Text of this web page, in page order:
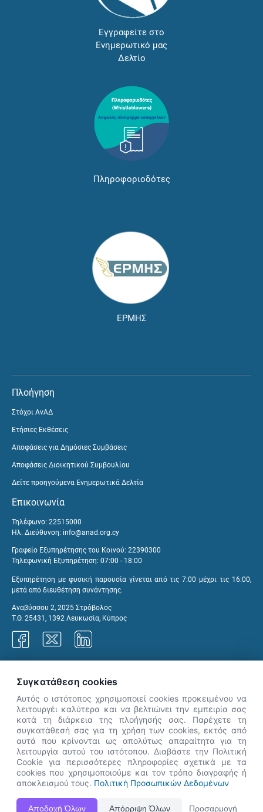
Εγγραφείτε στο
Ενημερωτικό μας
Δελτίο
Πληροφοριοδότες
ΕΡΜΗΣ
Πλοήγηση
Στόχοι ΑνΑΔ
Ετήσιες Εκθέσεις
Αποφάσεις για Δημόσιες Συμβάσεις
Αποφάσεις Διοικητικού Συμβουλίου
Δείτε προηγούμενα Ενημερωτικά Δελτία
Επικοινωνία
Τηλέφωνο: 22515000
Ηλ. Διεύθυνση: info@anad.org.cy
Γραφείο Εξυπηρέτησης του Κοινού: 22390300
Τηλεφωνική Εξυπηρέτηση: 07:00 - 18:00
Εξυπηρέτηση με φυσική παρουσία γίνεται από τις 7:00 μέχρι τις 16:00,
μετά από διευθέτηση συνάντησης.
Αναβύσσου 2, 2025 Στρόβολος
Τ.Θ. 25431, 1392 Λευκωσία, Κύπρος
Η Ιστοσελίδα ΑνΑΔ είναι πλήρως συμβατή με τις νεότερες εκδόσεις, Google Chrome, Mozilla Firefox,
Apple Safari καθώς και Internet Explorer.
👋 Καλώς ήρθες! Είμαι η Νόησις.
Πες μου πώς μπορώ να σε βοηθήσω
σήμερα.
Συγκατάθεση cookies
Αυτός ο ιστότοπος χρησιμοποιεί cookies προκειμένου να
λειτουργέι καλύτερα και να βελτιώνει την εμπειρία σας
κατά τη διάρκεια της πλοήγησής σας. Παρέχετε τη
συγκατάθεσή σας για τη χρήση των cookies, εκτός από
αυτά που κρίνονται ως απολύτως απαραίτητα για τη
λειτουργία αυτού του ιστότοπου. Διαβάστε την Πολιτική
Cookie για περισσότερες πληροφορίες σχετικά με τα
cookies που χρησιμοποιούμε και τον τρόπο διαγραφής ή
αποκλεισμού τους. Πολιτική Προσωπικών Δεδομένων
Αποδοχή Όλων Απόρριψη Όλων Προσαρμογή